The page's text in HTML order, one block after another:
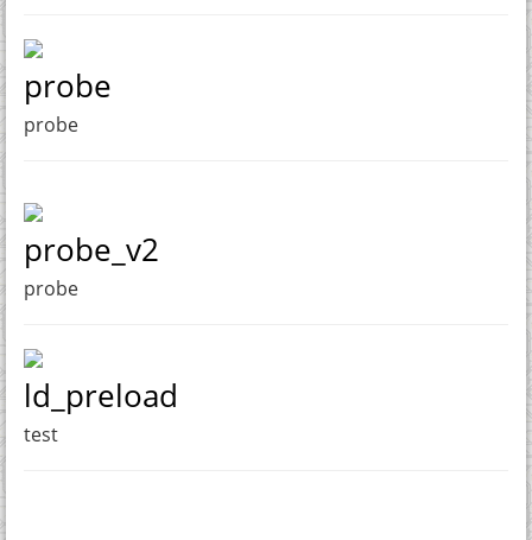
probe
probe
probe_v2
probe
ld_preload
test